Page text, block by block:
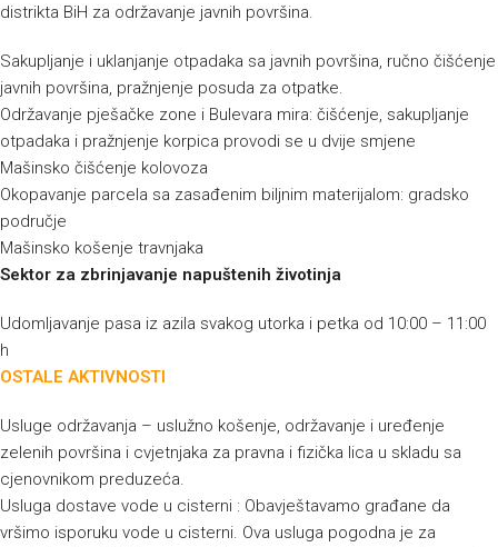
distrikta BiH za održavanje javnih površina.
Sakupljanje i uklanjanje otpadaka sa javnih površina, ručno čišćenje
javnih površina, pražnjenje posuda za otpatke.
Održavanje pješačke zone i Bulevara mira: čišćenje, sakupljanje
otpadaka i pražnjenje korpica provodi se u dvije smjene
Mašinsko čišćenje kolovoza
Okopavanje parcela sa zasađenim biljnim materijalom: gradsko
područje
Mašinsko košenje travnjaka
Sektor za zbrinjavanje napuštenih životinja
Udomljavanje pasa iz azila svakog utorka i petka od 10:00 – 11:00
h
OSTALE AKTIVNOSTI
Usluge održavanja – uslužno košenje, održavanje i uređenje
zelenih površina i cvjetnjaka za pravna i fizička lica u skladu sa
cjenovnikom preduzeća.
Usluga dostave vode u cisterni : Obavještavamo građane da
vršimo isporuku vode u cisterni. Ova usluga pogodna je za